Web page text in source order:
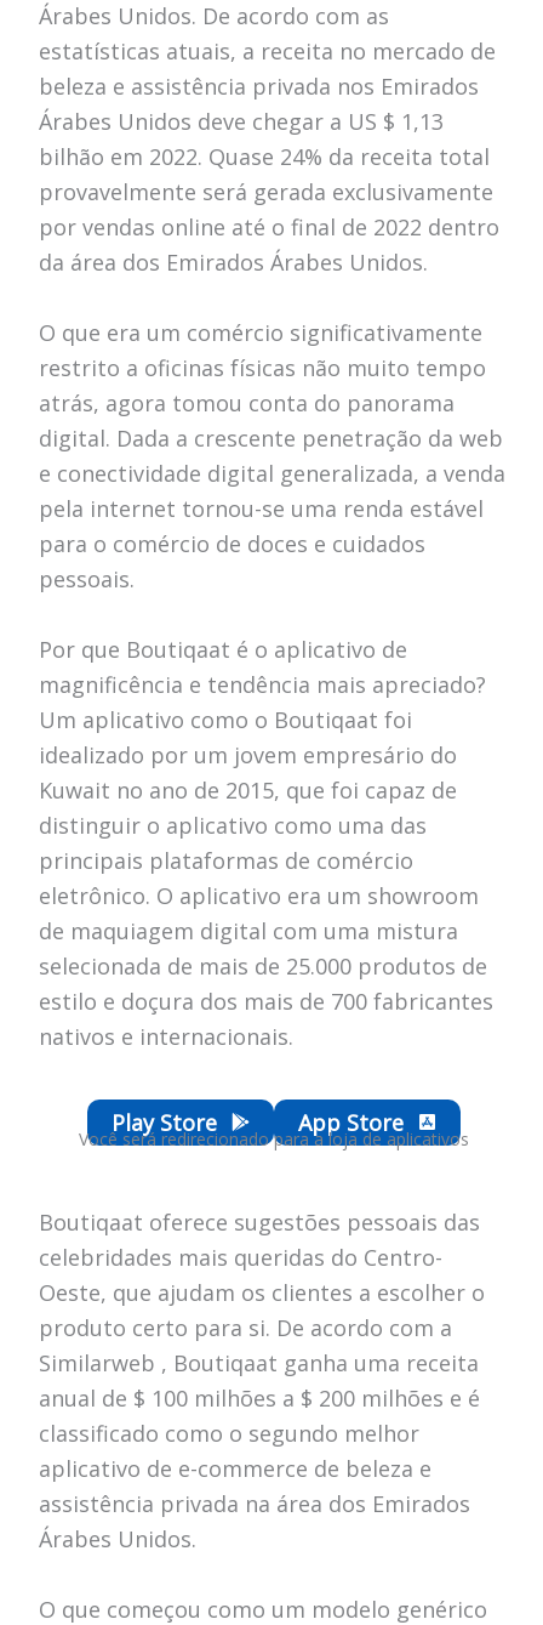
Árabes Unidos. De acordo com as
estatísticas atuais, a receita no mercado de
beleza e assistência privada nos Emirados
Árabes Unidos deve chegar a US $ 1,13
bilhão em 2022. Quase 24% da receita total
provavelmente será gerada exclusivamente
por vendas online até o final de 2022 dentro
da área dos Emirados Árabes Unidos.
O que era um comércio significativamente
restrito a oficinas físicas não muito tempo
atrás, agora tomou conta do panorama
digital. Dada a crescente penetração da web
e conectividade digital generalizada, a venda
pela internet tornou-se uma renda estável
para o comércio de doces e cuidados
pessoais.
Por que Boutiqaat é o aplicativo de
magnificência e tendência mais apreciado?
Um aplicativo como o Boutiqaat foi
idealizado por um jovem empresário do
Kuwait no ano de 2015, que foi capaz de
distinguir o aplicativo como uma das
principais plataformas de comércio
eletrônico. O aplicativo era um showroom
de maquiagem digital com uma mistura
selecionada de mais de 25.000 produtos de
estilo e doçura dos mais de 700 fabricantes
nativos e internacionais.
Play Store App Store
Você será redirecionado para a loja de aplicativos
Boutiqaat oferece sugestões pessoais das
celebridades mais queridas do Centro-
Oeste, que ajudam os clientes a escolher o
produto certo para si. De acordo com a
Similarweb , Boutiqaat ganha uma receita
anual de $ 100 milhões a $ 200 milhões e é
classificado como o segundo melhor
aplicativo de e-commerce de beleza e
assistência privada na área dos Emirados
Árabes Unidos.
O que começou como um modelo genérico